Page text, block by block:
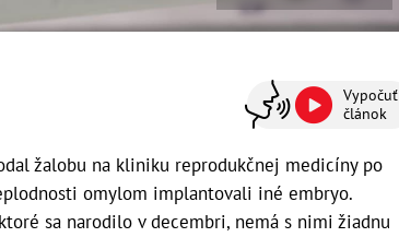
Vypočuť
článok
žalobu na kliniku reprodukčnej medicíny po
omylom implantovali iné embryo.
sa narodilo v decembri, nemá s nimi žiadnu